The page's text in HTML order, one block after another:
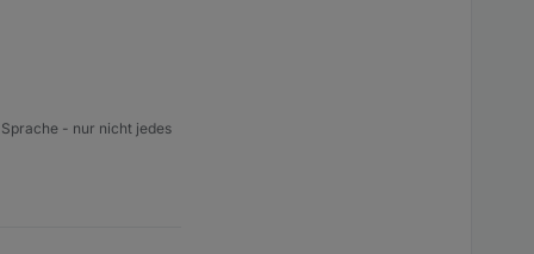
- nur nicht jedes